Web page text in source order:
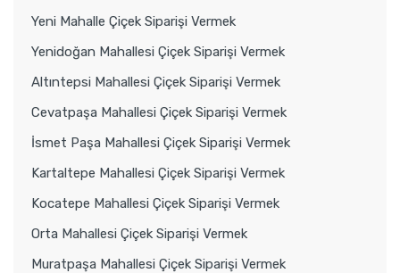
Yeni Mahalle Çiçek Siparişi Vermek
Yenidoğan Mahallesi Çiçek Siparişi Vermek
Altıntepsi Mahallesi Çiçek Siparişi Vermek
Cevatpaşa Mahallesi Çiçek Siparişi Vermek
İsmet Paşa Mahallesi Çiçek Siparişi Vermek
Kartaltepe Mahallesi Çiçek Siparişi Vermek
Kocatepe Mahallesi Çiçek Siparişi Vermek
Orta Mahallesi Çiçek Siparişi Vermek
Muratpaşa Mahallesi Çiçek Siparişi Vermek